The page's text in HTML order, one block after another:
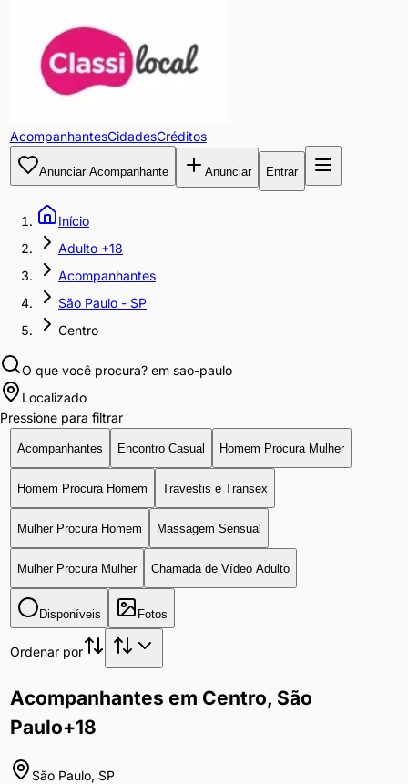
AcompanhantesCidadesCréditos
Anunciar Acompanhante Anunciar Entrar
Início
Adulto +18
Acompanhantes
São Paulo - SP
Centro
O que você procura? em sao-paulo
Localizado
Pressione para filtrar
Acompanhantes Encontro Casual Homem Procura Mulher
Homem Procura Homem Travestis e Transex
Mulher Procura Homem Massagem Sensual
Mulher Procura Mulher Chamada de Vídeo Adulto
Disponíveis Fotos
Ordenar por
Acompanhantes em Centro, São
Paulo+18
São Paulo, SP